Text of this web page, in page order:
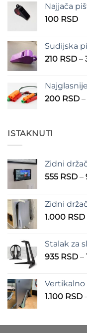
Najjača
100 RSD
Sudijska
210 RSD –
200 RSD –
ISTAKNUTI
Zidni
555 RSD –
Zidni
1.000 RSD
Stalak za
935 RSD –
Vertikalno
1.100 RSD